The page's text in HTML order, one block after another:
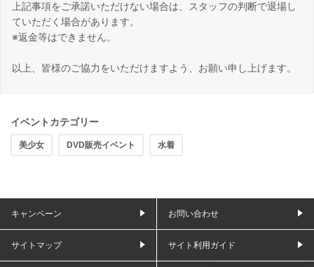
上記事項をご承諾いただけない場合は、スタッフの判断で退場し
ていただく場合があります。
※返金等はできません。
以上、皆様のご協力をいただけますよう、お願い申し上げます。
イベントカテゴリー
美少女 DVD販売イベント 水着
キャンペーン お問い合わせ
サイトマップ サイト利用ガイド